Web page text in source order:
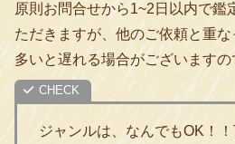
原則お問合せから1~2日以内で鑑
ただきますが、他のご依頼と重
多いと遅れる場合がございます
ジャンルは、なんでもOK！